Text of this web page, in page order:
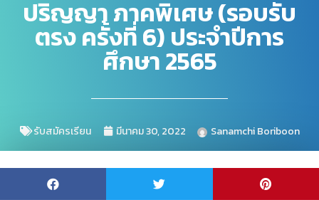
ปริญญา ภาคพิเศษ (รอบรับ
ตรง ครั้งที่ 6) ประจำปีการ
ศึกษา 2565
รับสมัครเรียน มีนาคม 30, 2022 Sanamchi Boriboon